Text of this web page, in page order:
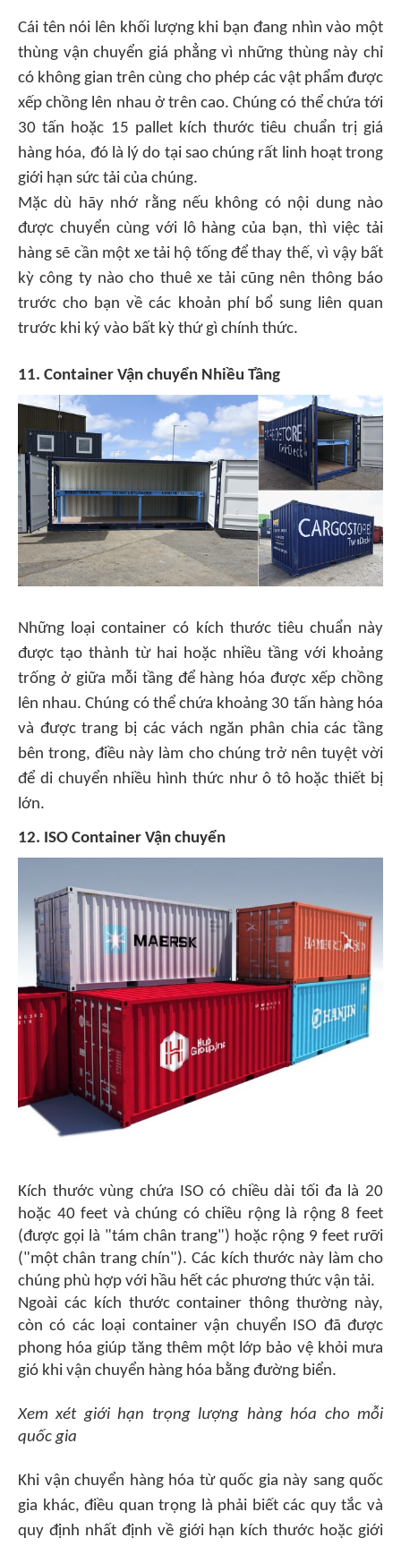
Cái tên nói lên khối lượng khi bạn đang nhìn vào một
thùng vận chuyển giá phẳng vì những thùng này chỉ
có không gian trên cùng cho phép các vật phẩm được
xếp chồng lên nhau ở trên cao. Chúng có thể chứa tới
30 tấn hoặc 15 pallet kích thước tiêu chuẩn trị giá
hàng hóa, đó là lý do tại sao chúng rất linh hoạt trong
giới hạn sức tải của chúng.
Mặc dù hãy nhớ rằng nếu không có nội dung nào
được chuyển cùng với lô hàng của bạn, thì việc tải
hàng sẽ cần một xe tải hộ tống để thay thế, vì vậy bất
kỳ công ty nào cho thuê xe tải cũng nên thông báo
trước cho bạn về các khoản phí bổ sung liên quan
trước khi ký vào bất kỳ thứ gì chính thức.
11. Container Vận chuyển Nhiều Tầng
Những loại container có kích thước tiêu chuẩn này
được tạo thành từ hai hoặc nhiều tầng với khoảng
trống ở giữa mỗi tầng để hàng hóa được xếp chồng
lên nhau. Chúng có thể chứa khoảng 30 tấn hàng hóa
và được trang bị các vách ngăn phân chia các tầng
bên trong, điều này làm cho chúng trở nên tuyệt vời
để di chuyển nhiều hình thức như ô tô hoặc thiết bị
lớn.
12. ISO Container Vận chuyển
Kích thước vùng chứa ISO có chiều dài tối đa là 20
hoặc 40 feet và chúng có chiều rộng là rộng 8 feet
(được gọi là "tám chân trang") hoặc rộng 9 feet rưỡi
("một chân trang chín"). Các kích thước này làm cho
chúng phù hợp với hầu hết các phương thức vận tải.
Ngoài các kích thước container thông thường này,
còn có các loại container vận chuyển ISO đã được
phong hóa giúp tăng thêm một lớp bảo vệ khỏi mưa
gió khi vận chuyển hàng hóa bằng đường biển.
Xem xét giới hạn trọng lượng hàng hóa cho mỗi
quốc gia
Khi vận chuyển hàng hóa từ quốc gia này sang quốc
gia khác, điều quan trọng là phải biết các quy tắc và
quy định nhất định về giới hạn kích thước hoặc giới